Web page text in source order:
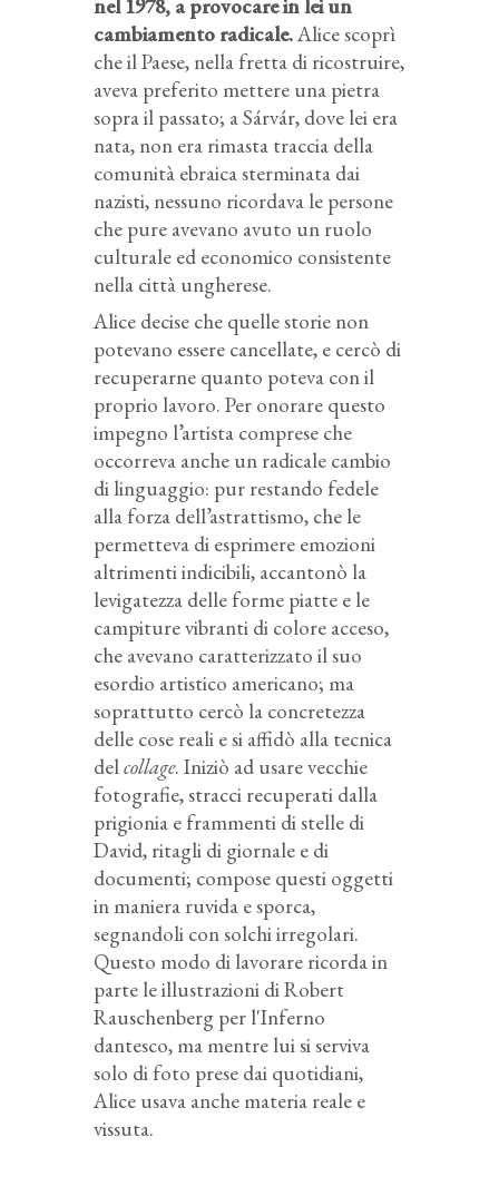
nel 1978, a provocare in lei un
cambiamento radicale.Alice scoprì
che il Paese, nella fretta di ricostruire,
aveva preferito mettere una pietra
sopra il passato; a Sárvár, dove lei era
nata, non era rimasta traccia della
comunità ebraica sterminata dai
nazisti, nessuno ricordava le persone
che pure avevano avuto un ruolo
culturale ed economico consistente
nella città ungherese.
Alice decise che quelle storie non
potevano essere cancellate, e cercò di
recuperarne quanto poteva con il
proprio lavoro. Per onorare questo
impegno l’artista comprese che
occorreva anche un radicale cambio
di linguaggio: pur restando fedele
alla forza dell’astrattismo, che le
permetteva di esprimere emozioni
altrimenti indicibili, accantonò la
levigatezza delle forme piatte e le
campiture vibranti di colore acceso,
che avevano caratterizzato il suo
esordio artistico americano; ma
soprattutto cercò la concretezza
delle cose reali e si affidò alla tecnica
delcollage. Iniziò ad usare vecchie
fotografie, stracci recuperati dalla
prigionia e frammenti di stelle di
David, ritagli di giornale e di
documenti; compose questi oggetti
in maniera ruvida e sporca,
segnandoli con solchi irregolari.
Questo modo di lavorare ricorda in
parte le illustrazioni di Robert
Rauschenberg per l'Inferno
dantesco, ma mentre lui si serviva
solo di foto prese dai quotidiani,
Alice usava anche materia reale e
vissuta.